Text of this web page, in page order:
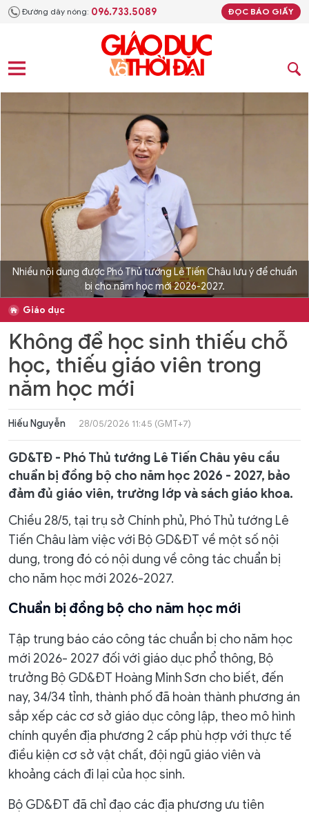
Đường dây nóng: 096.733.5089 ĐỌC BÁO GIẤY
Nhiều nội dung được Phó Thủ tướng Lê Tiến Châu lưu ý để chuẩn
bị cho năm học mới 2026-2027.
Giáo dục
Không để học sinh thiếu chỗ
học, thiếu giáo viên trong
năm học mới
Hiếu Nguyễn 28/05/2026 11:45 (GMT+7)
GD&TĐ - Phó Thủ tướng Lê Tiến Châu yêu cầu
chuẩn bị đồng bộ cho năm học 2026 - 2027, bảo
đảm đủ giáo viên, trường lớp và sách giáo khoa.
Chiều 28/5, tại trụ sở Chính phủ, Phó Thủ tướng Lê
Tiến Châu làm việc với Bộ GD&ĐT về một số nội
dung, trong đó có nội dung về công tác chuẩn bị
cho năm học mới 2026-2027.
Chuẩn bị đồng bộ cho năm học mới
Tập trung báo cáo công tác chuẩn bị cho năm học
mới 2026- 2027 đối với giáo dục phổ thông, Bộ
trưởng Bộ GD&ĐT Hoàng Minh Sơn cho biết, đến
nay, 34/34 tỉnh, thành phố đã hoàn thành phương án
sắp xếp các cơ sở giáo dục công lập, theo mô hình
chính quyền địa phương 2 cấp phù hợp với thực tế
điều kiện cơ sở vật chất, đội ngũ giáo viên và
khoảng cách đi lại của học sinh.
Bộ GD&ĐT đã chỉ đạo các địa phương ưu tiên